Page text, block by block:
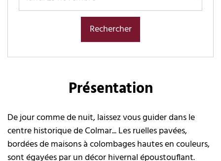
Présentation
De jour comme de nuit, laissez vous guider dans le
centre historique de Colmar... Les ruelles pavées,
bordées de maisons à colombages hautes en couleurs,
sont égayées par un décor hivernal époustouflant.